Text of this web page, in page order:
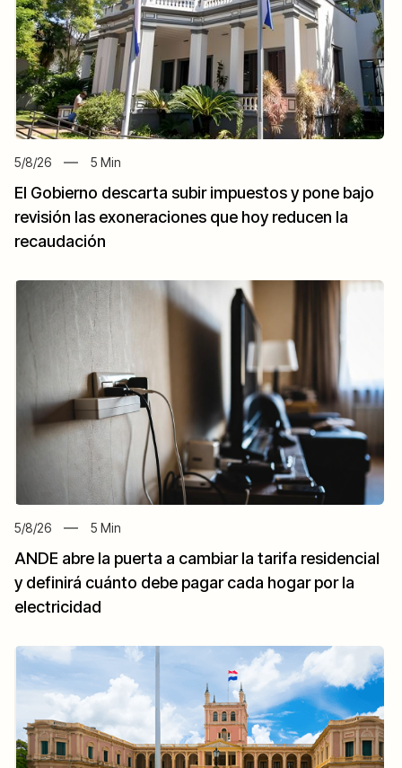
5/8/26 5 Min
El Gobierno descarta subir impuestos y pone bajo
revisión las exoneraciones que hoy reducen la
recaudación
5/8/26 5 Min
ANDE abre la puerta a cambiar la tarifa residencial
y definirá cuánto debe pagar cada hogar por la
electricidad